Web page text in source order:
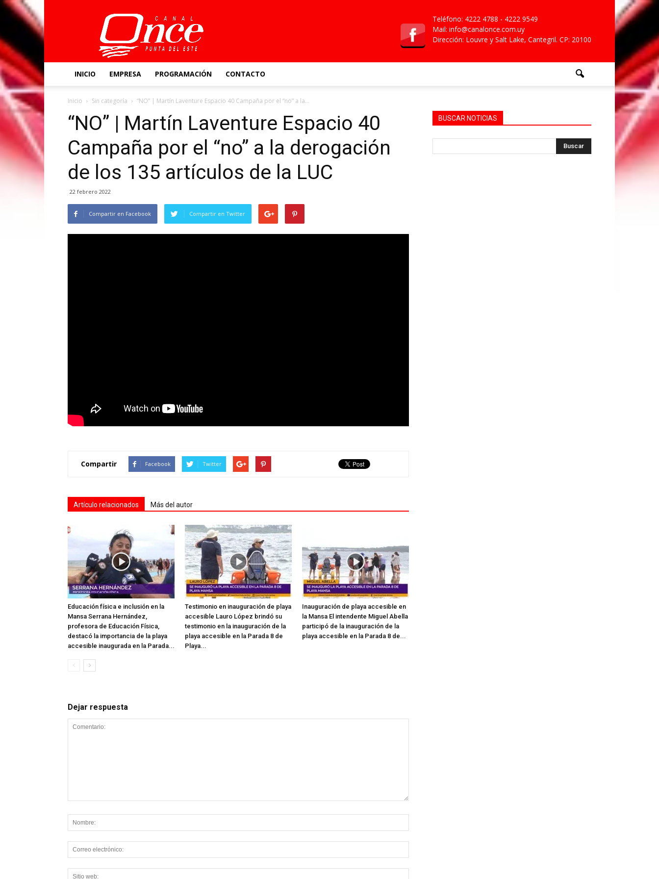
Canal
Once
Teléfono: 4222 4788 - 4222 9549
Mail: info@canalonce.com.uy
Dirección: Louvre y Salt Lake, Cantegril. CP: 20100
INICIO EMPRESA PROGRAMACIÓN CONTACTO
Inicio Sin categoría “NO” | Martín Laventure Espacio 40 Campaña por el “no” a la...
“NO” | Martín Laventure Espacio 40
Campaña por el “no” a la derogación
de los 135 artículos de la LUC
22 febrero 2022
Compartir en Facebook Compartir en Twitter
Compartir Facebook Twitter
Artículo relacionados Más del autor
Educación física e inclusión en la
Mansa Serrana Hernández,
profesora de Educación Física,
destacó la importancia de la playa
accesible inaugurada en la Parada...
Testimonio en inauguración de playa
accesible Lauro López brindó su
testimonio en la inauguración de la
playa accesible en la Parada 8 de
Playa...
Inauguración de playa accesible en
la Mansa El intendente Miguel Abella
participó de la inauguración de la
playa accesible en la Parada 8 de...
Dejar respuesta
BUSCAR NOTICIAS